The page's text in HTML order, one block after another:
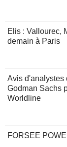
Elis : Vallourec,
demain à Paris
Avis d'analystes
Godman Sachs
Worldline
FORSEE